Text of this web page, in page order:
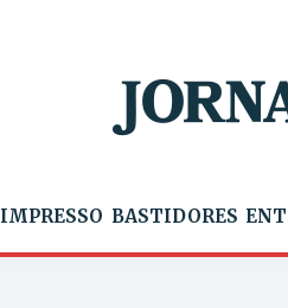
IMPRESSO BASTIDORES